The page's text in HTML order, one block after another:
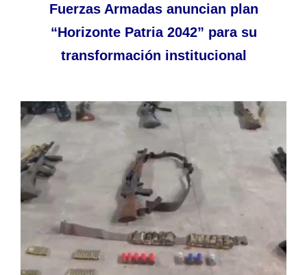
Fuerzas Armadas anuncian plan
“Horizonte Patria 2042” para su
transformación institucional